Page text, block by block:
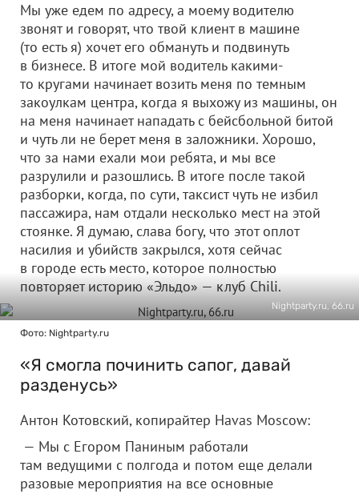
Мы уже едем по адресу, а моему водителю
звонят и говорят, что твой клиент в машине
(то есть я) хочет его обмануть и подвинуть
в бизнесе. В итоге мой водитель какими-
то кругами начинает возить меня по темным
закоулкам центра, когда я выхожу из машины, он
на меня начинает нападать с бейсбольной битой
и чуть ли не берет меня в заложники. Хорошо,
что за нами ехали мои ребята, и мы все
разрулили и разошлись. В итоге после такой
разборки, когда, по сути, таксист чуть не избил
пассажира, нам отдали несколько мест на этой
стоянке. Я думаю, слава богу, что этот оплот
насилия и убийств закрылся, хотя сейчас
в городе есть место, которое полностью
повторяет историю «Эльдо» — клуб Chili.
Nightparty.ru, 66.ru
Фото: Nightparty.ru
«Я смогла починить сапог, давай
разденусь»
Антон Котовский, копирайтер Havas Moscow:
— Мы с Егором Паниным работали
там ведущими с полгода и потом еще делали
разовые мероприятия на все основные